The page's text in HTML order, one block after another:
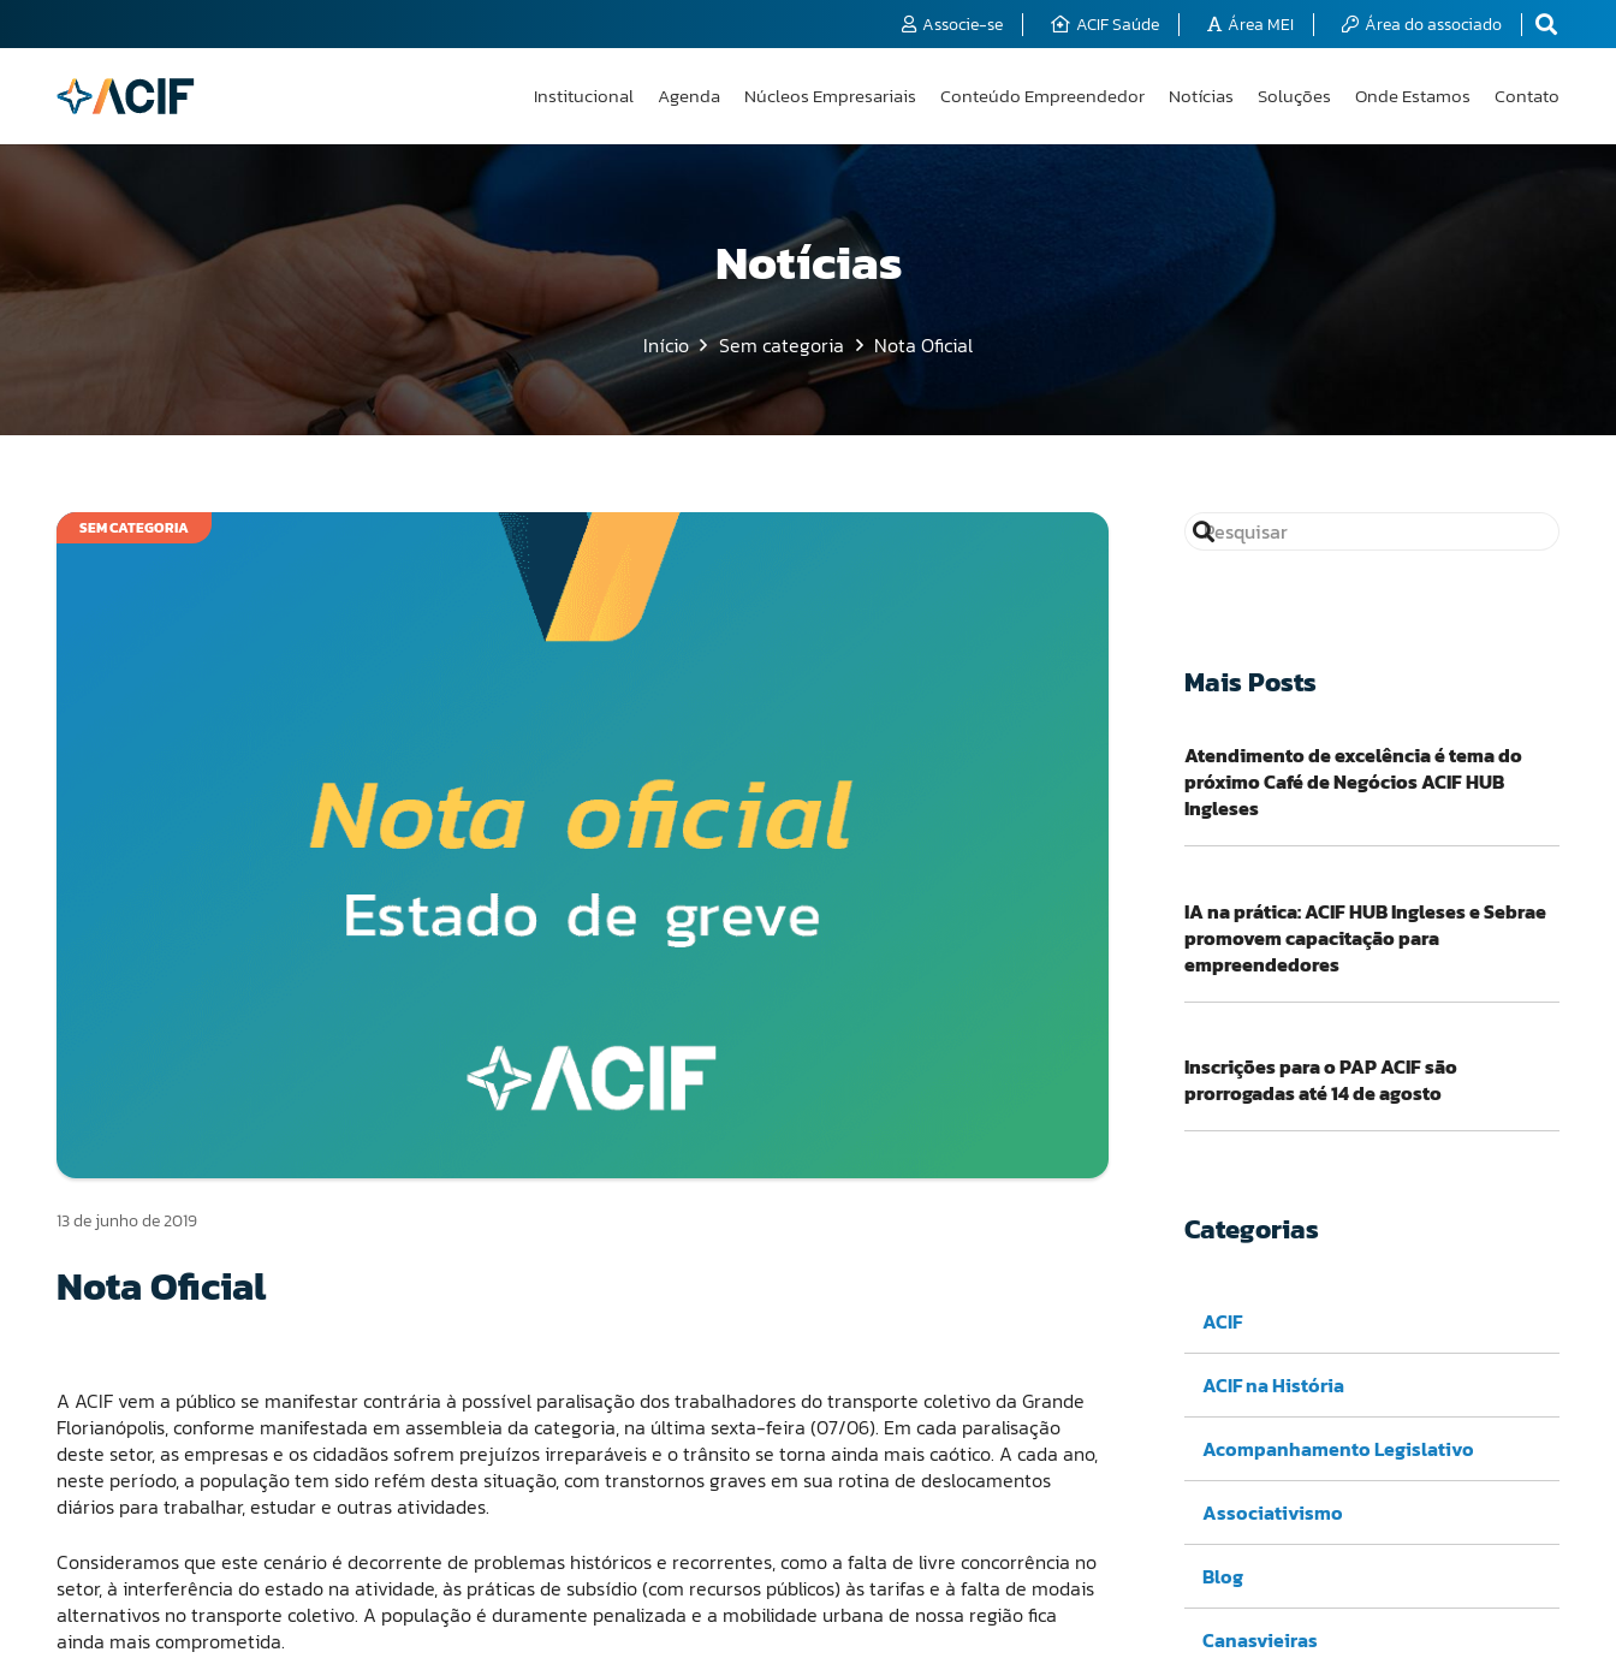
Associe-se ACIF Saúde Área MEI Área do associado
Institucional Agenda Núcleos Empresariais Conteúdo Empreendedor Notícias Soluções Onde Estamos Contato
Notícias
Início Sem categoria Nota Oficial
SEM CATEGORIA
13 de junho de 2019
Nota Oficial
A ACIF vem a público se manifestar contrária à possível paralisação dos trabalhadores do transporte coletivo da Grande
Florianópolis, conforme manifestada em assembleia da categoria, na última sexta-feira (07/06). Em cada paralisação
deste setor, as empresas e os cidadãos sofrem prejuízos irreparáveis e o trânsito se torna ainda mais caótico. A cada ano,
neste período, a população tem sido refém desta situação, com transtornos graves em sua rotina de deslocamentos
diários para trabalhar, estudar e outras atividades.
Consideramos que este cenário é decorrente de problemas históricos e recorrentes, como a falta de livre concorrência no
setor, à interferência do estado na atividade, às práticas de subsídio (com recursos públicos) às tarifas e à falta de modais
alternativos no transporte coletivo. A população é duramente penalizada e a mobilidade urbana de nossa região fica
ainda mais comprometida.
Mais Posts
Atendimento de excelência é tema do
próximo Café de Negócios ACIF HUB
Ingleses
IA na prática: ACIF HUB Ingleses e Sebrae
promovem capacitação para
empreendedores
Inscrições para o PAP ACIF são
prorrogadas até 14 de agosto
Categorias
ACIF
ACIF na História
Acompanhamento Legislativo
Associativismo
Blog
Canasvieiras